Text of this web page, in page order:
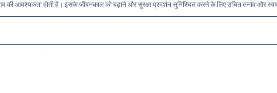
आवश्यकता होती है। इसके जीवनकाल को बढ़ाने और सुरक्षा प्रदर्शन सुनिश्चित करने के लिए उचित तनाव और